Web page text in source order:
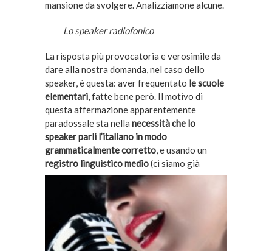
mansione da svolgere. Analizziamone alcune.
Lo speaker radiofonico
La risposta più provocatoria e verosimile da
dare alla nostra domanda, nel caso dello
speaker, è questa: aver frequentato le scuole
elementari, fatte bene però. Il motivo di
questa affermazione apparentemente
paradossale sta nella necessità che lo
speaker parli l’italiano in modo
grammaticalmente corretto, e usando un
registrolinguistico medio(ci siamo già